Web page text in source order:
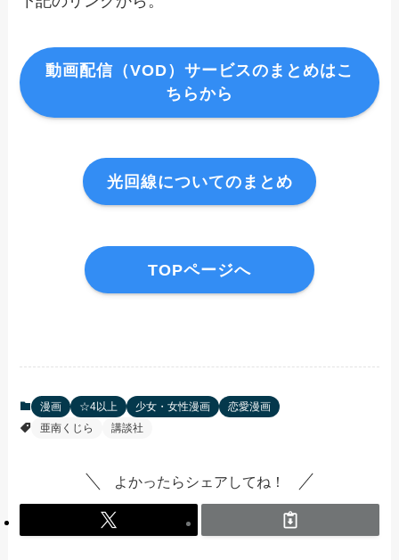
動画配信（VOD）サービスのまとめはこ
ちらから
光回線についてのまとめ
TOPページへ
漫画 ☆4以上 少女・女性漫画
恋愛漫画
亜南くじら
講談社
よかったらシェアしてね！